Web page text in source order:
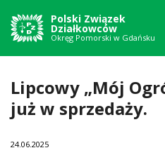
Polski Związek
Działkowców
Okręg Pomorski w Gdańsku
Lipcowy „Mój
już w sprzedaży.
24 06.2025